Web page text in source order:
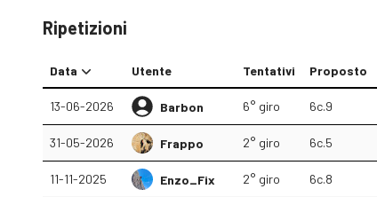
Ripetizioni
Data Utente Tentativi Proposto
13-06-2026 Barbon 6° giro 6c.9
31-05-2026 Frappo 2° giro 6c.5
11-11-2025 Enzo_Fix 2° giro 6c.8